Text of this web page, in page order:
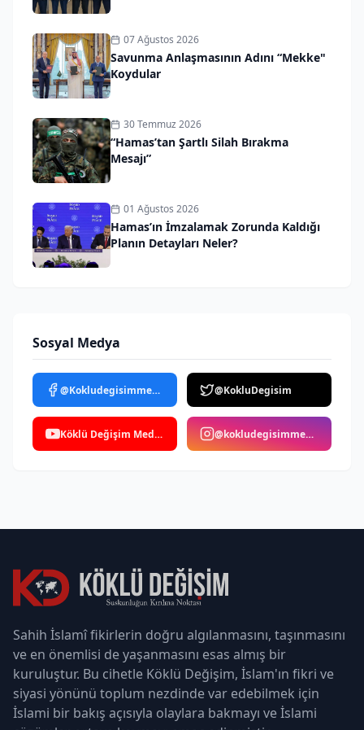
07 Ağustos 2026
Savunma Anlaşmasının Adını “Mekke"
Koydular
30 Temmuz 2026
“Hamas’tan Şartlı Silah Bırakma
Mesajı”
01 Ağustos 2026
Hamas’ın İmzalamak Zorunda Kaldığı
Planın Detayları Neler?
Sosyal Medya
@Kokludegisimmedya @KokluDegisim
Köklü Değişim Medya @kokludegisimmedya
Sahih İslamî fikirlerin doğru algılanmasını, taşınmasını
ve en önemlisi de yaşanmasını esas almış bir
kuruluştur. Bu cihetle Köklü Değişim, İslam'ın fikri ve
siyasi yönünü toplum nezdinde var edebilmek için
İslami bir bakış açısıyla olaylara bakmayı ve İslami